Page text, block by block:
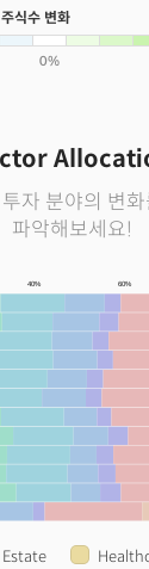
식수 변화
자 분야의 변
파악해보세요!
40% 60%
Estate